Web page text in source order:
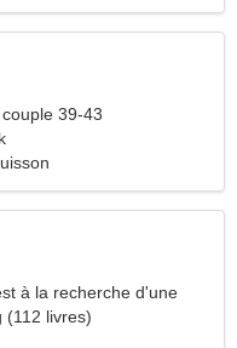
39-43
à la recherche d'une
(112 livres)